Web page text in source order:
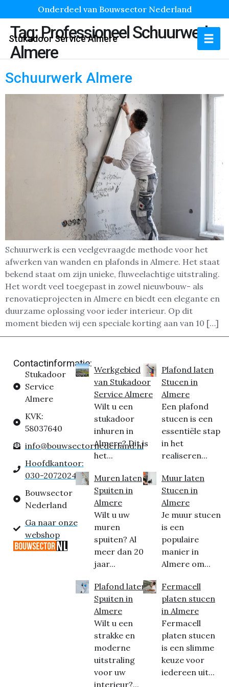
Onderdeel van Bouwsector Nederland
Stukadoor Service Almere
Tag:Professioneel Schuurwerk
Almere
Schuurwerk Almere
Schuurwerk is een veelgevraagde methode voor het
afwerken van wanden en plafonds in Almere. Het staat
bekend staat om zijn unieke, fluweelachtige uitstraling.
Het wordt veel toegepast in zowel nieuwbouw- als
renovatieprojecten in Almere en biedt een elegante en
duurzame oplossing voor ieder interieur. Op dit
moment bieden wij een speciale korting aan van 10 […]
Contactinformatie:
Stukadoor
Service
Almere
KVK:
58037640
info@bouwsectornederland.nl
Hoofdkantoor:
030-2072024
Bouwsector
Nederland
Ga naar onze
webshop
Werkgebied
van Stukadoor
Service Almere
Wilt u een
stukadoor
inhuren in
Almere? Dit is
het...
Muren laten
Spuiten in
Almere
Wilt u uw
muren
spuiten? Al
meer dan 20
jaar...
Plafond laten
Spuiten in
Almere
Wilt u een
strakke en
moderne
uitstraling
voor uw
interieur?...
Plafond laten
Stucen in
Almere
Een plafond
stucen is een
essentiële stap
in het
realiseren...
Muur laten
Stucen in
Almere
Je muur stucen
is een
populaire
manier in
Almere om...
Fermacell
platen stucen
in Almere
Fermacell
platen stucen
is een slimme
keuze voor
iedereen uit...